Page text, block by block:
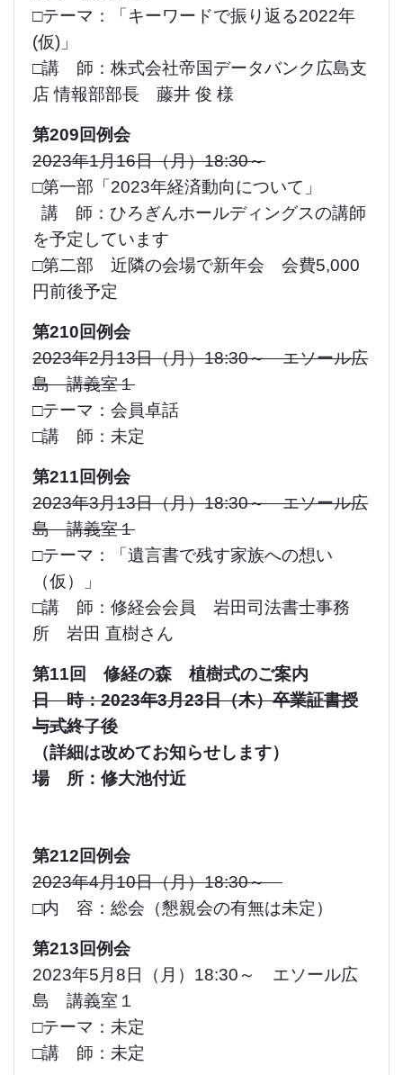
□テーマ：「キーワードで振り返る2022年
(仮)」
□講 師：株式会社帝国データバンク広島支
店 情報部部長 藤井 俊 様
第209回例会
2023年1月16日（月）18:30～
□第一部「2023年経済動向について」
講 師：ひろぎんホールディングスの講師
を予定しています
□第二部 近隣の会場で新年会 会費5,000
円前後予定
第210回例会
2023年2月13日（月）18:30～ エソール広
島 講義室１
□テーマ：会員卓話
□講 師：未定
第211回例会
2023年3月13日（月）18:30～ エソール広
島 講義室１
□テーマ：「遺言書で残す家族への想い
（仮）」
□講 師：修経会会員 岩田司法書士事務
所 岩田 直樹さん
第11回 修経の森 植樹式のご案内
日 時：2023年3月23日（木）卒業証書授
与式終了後
（詳細は改めてお知らせします）
場 所：修大池付近
第212回例会
2023年4月10日（月）18:30～
□内 容：総会（懇親会の有無は未定）
第213回例会
2023年5月8日（月）18:30～ エソール広
島 講義室１
□テーマ：未定
□講 師：未定